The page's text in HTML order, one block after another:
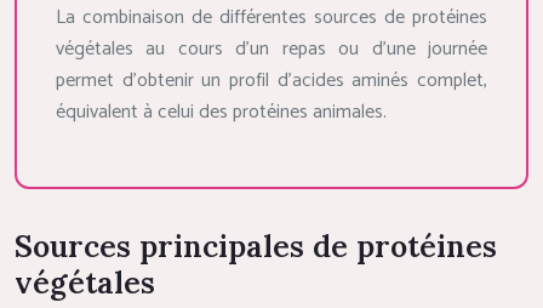
La combinaison de différentes sources de protéines
végétales au cours d’un repas ou d’une journée
permet d’obtenir un profil d’acides aminés complet,
équivalent à celui des protéines animales.
Sources principales de protéines
végétales